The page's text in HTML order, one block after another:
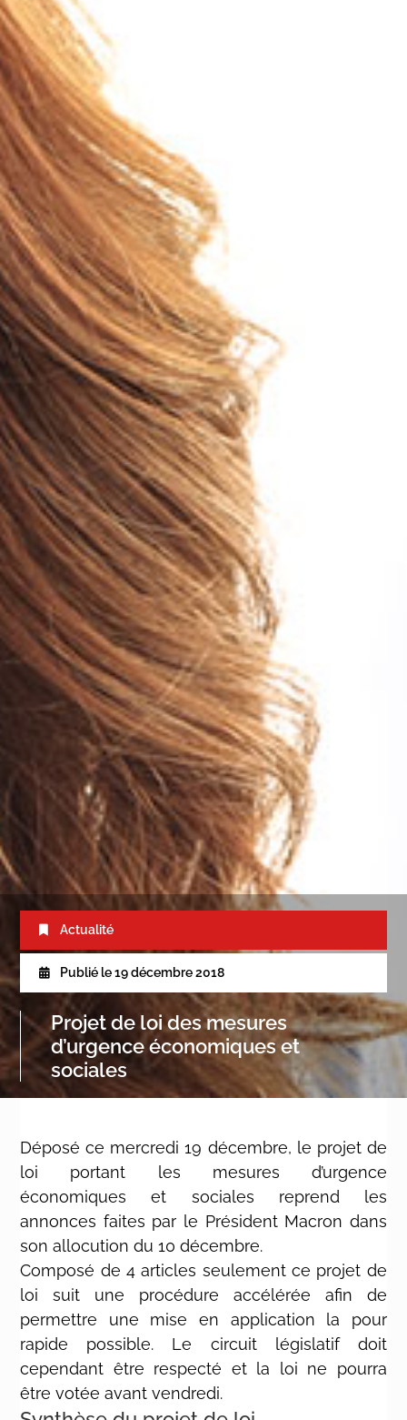
Actualité
Publié le 19 décembre 2018
Projet de loi des mesures
d’urgence économiques et
sociales
Déposé ce mercredi 19 décembre, le projet de
loi portant les mesures d’urgence
économiques et sociales reprend les
annonces faites par le Président Macron dans
son allocution du 10 décembre.
Composé de 4 articles seulement ce projet de
loi suit une procédure accélérée afin de
permettre une mise en application la pour
rapide possible. Le circuit législatif doit
cependant être respecté et la loi ne pourra
être votée avant vendredi.